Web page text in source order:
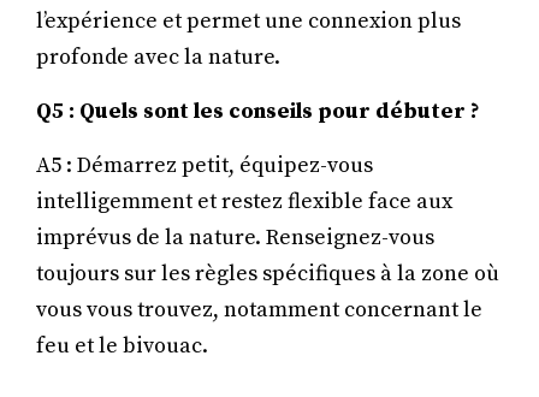
l’expérience et permet une connexion plus
profonde avec la nature.
Q5 : Quels sont les conseils pour débuter ?
A5 : Démarrez petit, équipez-vous
intelligemment et restez flexible face aux
imprévus de la nature. Renseignez-vous
toujours sur les règles spécifiques à la zone où
vous vous trouvez, notamment concernant le
feu et le bivouac.